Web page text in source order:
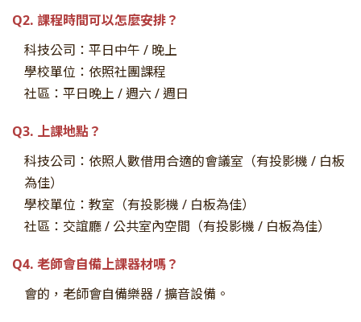
Q2. 課程時間可以怎麼安排？
科技公司：平日中午 / 晚上
學校單位：依照社團課程
社區：平日晚上 / 週六 / 週日
Q3. 上課地點？
科技公司：依照人數借用合適的會議室（有投影機 / 白板
為佳）
學校單位：教室 （有投影機 / 白板為佳）
社區：交誼廳 / 公共室內空間 （有投影機 / 白板為佳）
Q4. 老師會自備上課器材嗎？
會的，老師會自備樂器 / 擴音設備。